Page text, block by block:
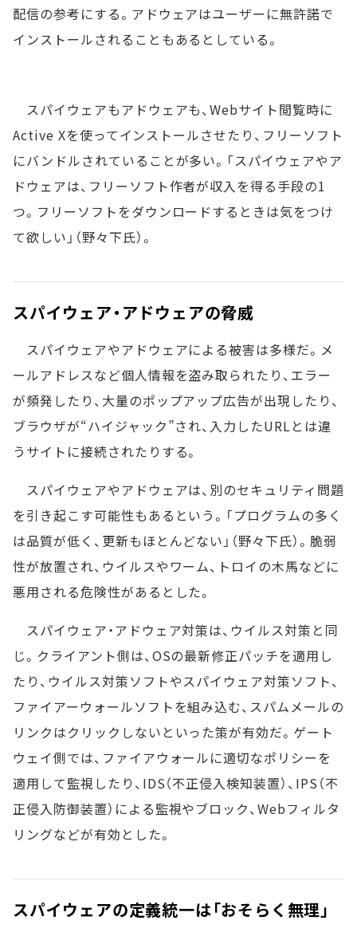
配信の参考にする。アドウェアはユーザーに無許諾で
インストールされることもあるとしている。
スパイウェアもアドウェアも、Webサイト閲覧時に
Active Xを使ってインストールさせたり、フリーソフト
にバンドルされていることが多い。「スパイウェアやア
ドウェアは、フリーソフト作者が収入を得る手段の1
つ。フリーソフトをダウンロードするときは気をつけ
て欲しい」（野々下氏）。
スパイウェア・アドウェアの脅威
スパイウェアやアドウェアによる被害は多様だ。メ
ールアドレスなど個人情報を盗み取られたり、エラー
が頻発したり、大量のポップアップ広告が出現したり、
ブラウザが“ハイジャック”され、入力したURLとは違
うサイトに接続されたりする。
スパイウェアやアドウェアは、別のセキュリティ問題
を引き起こす可能性もあるという。「プログラムの多く
は品質が低く、更新もほとんどない」（野々下氏）。脆弱
性が放置され、ウイルスやワーム、トロイの木馬などに
悪用される危険性があるとした。
スパイウェア・アドウェア対策は、ウイルス対策と同
じ。クライアント側は、OSの最新修正パッチを適用し
たり、ウイルス対策ソフトやスパイウェア対策ソフト、
ファイアーウォールソフトを組み込む、スパムメールの
リンクはクリックしないといった策が有効だ。ゲート
ウェイ側では、ファイアウォールに適切なポリシーを
適用して監視したり、IDS（不正侵入検知装置）、IPS（不
正侵入防御装置）による監視やブロック、Webフィルタ
リングなどが有効とした。
スパイウェアの定義統一は「おそらく無理」